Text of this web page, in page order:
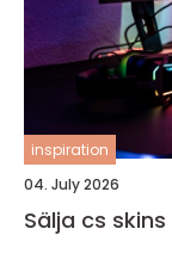
inspiration
04. July 2026